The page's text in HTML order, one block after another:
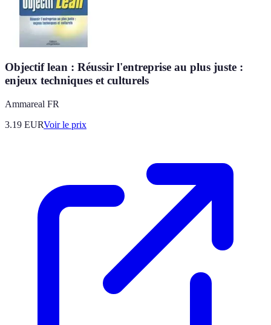
Objectif lean : Réussir l'entreprise au plus juste :
enjeux techniques et culturels
Ammareal FR
3.19 EURVoir le prix